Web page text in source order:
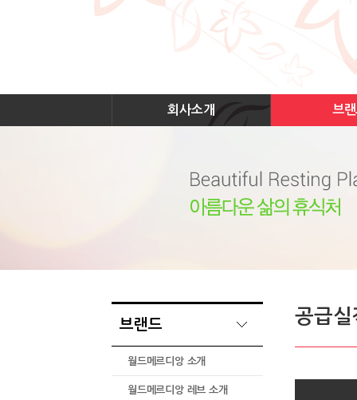
회사소개 브
브랜드
월드메르디앙 소개
월드메르디앙 레브 소개
공급실